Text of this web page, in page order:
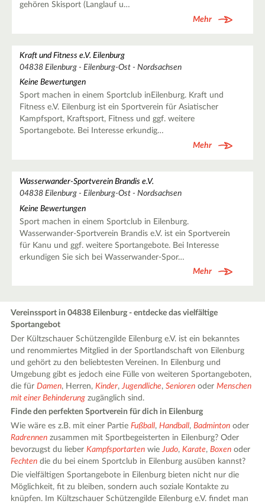
gehören Skisport (Langlauf u…
Mehr
Kraft und Fitness e.V. Eilenburg
04838 Eilenburg - Eilenburg-Ost - Nordsachsen
Keine Bewertungen
Sport machen in einem Sportclub inEilenburg. Kraft und
Fitness e.V. Eilenburg ist ein Sportverein für Asiatischer
Kampfsport, Kraftsport, Fitness und ggf. weitere
Sportangebote. Bei Interesse erkundig…
Mehr
Wasserwander-Sportverein Brandis e.V.
04838 Eilenburg - Eilenburg-Ost - Nordsachsen
Keine Bewertungen
Sport machen in einem Sportclub in Eilenburg.
Wasserwander-Sportverein Brandis e.V. ist ein Sportverein
für Kanu und ggf. weitere Sportangebote. Bei Interesse
erkundigen Sie sich bei Wasserwander-Spor…
Mehr
Vereinssport in 04838 Eilenburg - entdecke das vielfältige
Sportangebot
Der Kültzschauer Schützengilde Eilenburg e.V. ist ein bekanntes
und renommiertes Mitglied in der Sportlandschaft von Eilenburg
und gehört zu den beliebtesten Vereinen. In Eilenburg und
Umgebung gibt es jedoch eine Fülle von weiteren Sportangeboten,
die fürDamen, Herren,Kinder,Jugendliche,Senioren oderMenschen
mit einer Behinderung zugänglich sind.
Finde den perfekten Sportverein für dich in Eilenburg
Wie wäre es z.B. mit einer PartieFußball,Handball,Badminton oder
Radrennen zusammen mit Sportbegeisterten in Eilenburg? Oder
bevorzugst du lieberKampfsportarten wieJudo,Karate,Boxen oder
Fechten die du bei einem Sportclub in Eilenburg ausüben kannst?
Die vielfältigen Sportangebote in Eilenburg bieten nicht nur die
Möglichkeit, fit zu bleiben, sondern auch soziale Kontakte zu
knüpfen. Im Kültzschauer Schützengilde Eilenburg e.V. findet man